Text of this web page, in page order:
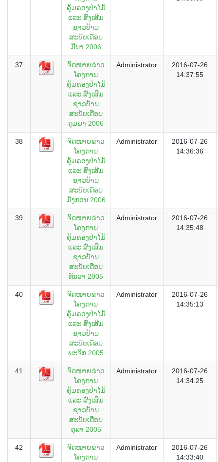
ຄຸ້ມຄອງປ່າໄມ້
ແລະ ສົ່ງເສີມ
ຊາວບ້ານ
ສະບັບເດືອນ
ມີນາ 2006
37
ຈົດໝາຍຂ່າວ
ໂຄງການ
ຄຸ້ມຄອງປ່າໄມ້
ແລະ ສົ່ງເສີມ
ຊາວບ້ານ
ສະບັບເດືອນ
ກຸມພາ 2006
Administrator
2016-07-26
14:37:55
38
ຈົດໝາຍຂ່າວ
ໂຄງການ
ຄຸ້ມຄອງປ່າໄມ້
ແລະ ສົ່ງເສີມ
ຊາວບ້ານ
ສະບັບເດືອນ
ມັງກອນ 2006
Administrator
2016-07-26
14:36:36
39
ຈົດໝາຍຂ່າວ
ໂຄງການ
ຄຸ້ມຄອງປ່າໄມ້
ແລະ ສົ່ງເສີມ
ຊາວບ້ານ
ສະບັບເດືອນ
ທັນວາ 2005
Administrator
2016-07-26
14:35:48
40
ຈົດໝາຍຂ່າວ
ໂຄງການ
ຄຸ້ມຄອງປ່າໄມ້
ແລະ ສົ່ງເສີມ
ຊາວບ້ານ
ສະບັບເດືອນ
ພະຈິກ 2005
Administrator
2016-07-26
14:35:13
41
ຈົດໝາຍຂ່າວ
ໂຄງການ
ຄຸ້ມຄອງປ່າໄມ້
ແລະ ສົ່ງເສີມ
ຊາວບ້ານ
ສະບັບເດືອນ
ຕຸລາ 2005
Administrator
2016-07-26
14:34:25
42
ຈົດໝາຍຂ່າວ
ໂຄງການ
Administrator
2016-07-26
14:33:40